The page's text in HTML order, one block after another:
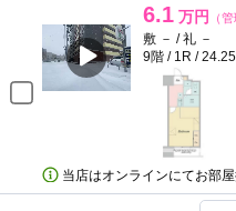
6.1 万円 （
敷 － / 礼 －
9階 / 1R /
当店はオンラインにてお部